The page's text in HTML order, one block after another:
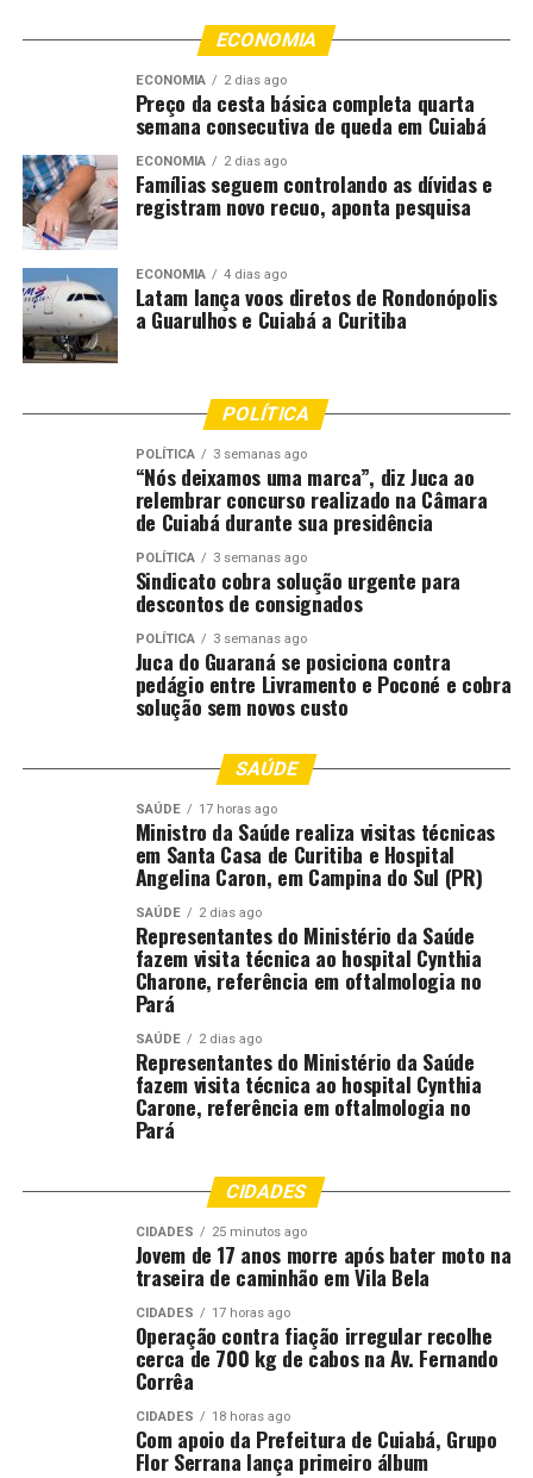
Delegacia de Primavera do Leste, onde foram realizadas
as providências legais cabíveis e, posteriormente,
colocado à disposição da Justiça.
Dos crimes
O investigado foi preso em Primavera do Leste, após
investigação de denúncias relacionadas a crimes sexuais
em, pelo menos, três municípios do Estado.
De acordo com a investigação, o investigado atuava
como professor instrutor de artes marciais e utilizava-se
da função para ter o contato direto, corpo a corpo, com
Além disso, no período de competições, durante o
repouso dos alunos, nos alojamentos disponibilizados
em escolas públicas do interior do Estado, o professor
aproveitava para acariciar os corpos das vítimas, que
acabaram denunciando os abusos aos seus respectivos
pais e responsáveis.
Diante das denúncias, a Polícia Civil iniciou investigação,
que culminou no cumprimento do mandado de prisão,
realizado nesta quarta-feira (4), pela equipe da
Delegacia de Primavera do Leste.
Policia Civil MT – MT
Comentários
RELATED TOPICS: CIVIL DESTAQUE ESTUPRO
JUDÔ
POLICIA
PROFESSOR
Polícia Civil mira traficantes e “laranjas” envolvidos em
esquema de envio de drogas para Goiás
Polícia Civil cumpre buscas contra facção criminosa
envolvida com tráfico de drogas e lavagem de dinheiro
em Nova Xavantina
ECONOMIA
ECONOMIA 2 dias ago
Preço da cesta básica completa quarta
semana consecutiva de queda em Cuiabá
ECONOMIA 2 dias ago
Famílias seguem controlando as dívidas e
registram novo recuo, aponta pesquisa
ECONOMIA 4 dias ago
Latam lança voos diretos de Rondonópolis
a Guarulhos e Cuiabá a Curitiba
POLÍTICA
POLÍTICA 3 semanas ago
“Nós deixamos uma marca”, diz Juca ao
relembrar concurso realizado na Câmara
de Cuiabá durante sua presidência
POLÍTICA 3 semanas ago
Sindicato cobra solução urgente para
descontos de consignados
POLÍTICA 3 semanas ago
Juca do Guaraná se posiciona contra
pedágio entre Livramento e Poconé e cobra
solução sem novos custo
SAÚDE
SAÚDE 17 horas ago
Ministro da Saúde realiza visitas técnicas
em Santa Casa de Curitiba e Hospital
Angelina Caron, em Campina do Sul (PR)
SAÚDE 2 dias ago
Representantes do Ministério da Saúde
fazem visita técnica ao hospital Cynthia
Charone, referência em oftalmologia no
Pará
SAÚDE 2 dias ago
Representantes do Ministério da Saúde
fazem visita técnica ao hospital Cynthia
Carone, referência em oftalmologia no
Pará
CIDADES
CIDADES 25 minutos ago
Jovem de 17 anos morre após bater moto na
traseira de caminhão em Vila Bela
CIDADES 17 horas ago
Operação contra fiação irregular recolhe
cerca de 700 kg de cabos na Av. Fernando
Corrêa
CIDADES 18 horas ago
Com apoio da Prefeitura de Cuiabá, Grupo
Flor Serrana lança primeiro álbum